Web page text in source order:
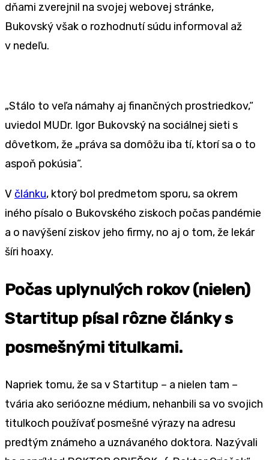
dňami zverejnil na svojej webovej stránke,
Bukovský však o rozhodnutí súdu informoval až
v nedeľu.
„Stálo to veľa námahy aj finančných prostriedkov,“
uviedol MUDr. Igor Bukovský na sociálnej sieti s
dôvetkom, že „práva sa domôžu iba tí, ktorí sa o to
aspoň pokúsia“.
V článku, ktorý bol predmetom sporu, sa okrem
iného písalo o Bukovského ziskoch počas pandémie
a o navýšení ziskov jeho firmy, no aj o tom, že lekár
šíri hoaxy.
Počas uplynulých rokov (nielen)
Startitup písal rôzne články s
posmešnými titulkami.
Napriek tomu, že sa v Startitup – a nielen tam –
tvária ako serióozne médium, nehanbili sa vo svojich
titulkoch používať posmešné výrazy na adresu
predtým známeho a uznávaného doktora. Nazývali